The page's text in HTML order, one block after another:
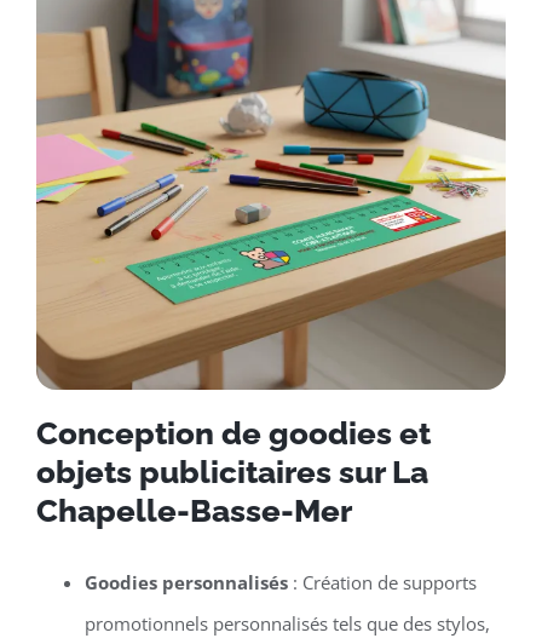
Conception de goodies et
objets publicitaires sur La
Chapelle-Basse-Mer
Goodies personnalisés: Création de supports
promotionnels personnalisés tels que des stylos,